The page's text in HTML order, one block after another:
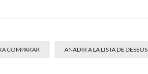
COMPARAR AÑADIR A LA LISTA DE DESEOS